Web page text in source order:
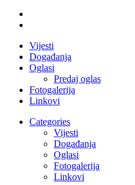
Vijesti
Događanja
Oglasi
Predaj oglas
Fotogalerija
Linkovi
Categories
Vijesti
Događanja
Oglasi
Fotogalerija
Linkovi